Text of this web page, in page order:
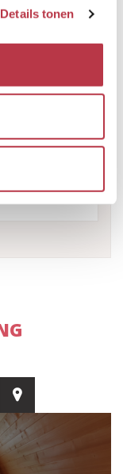
Details tonen